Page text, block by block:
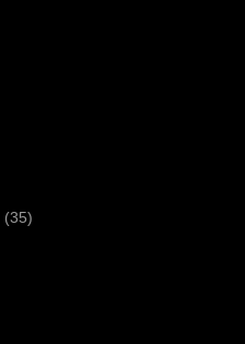
(35)